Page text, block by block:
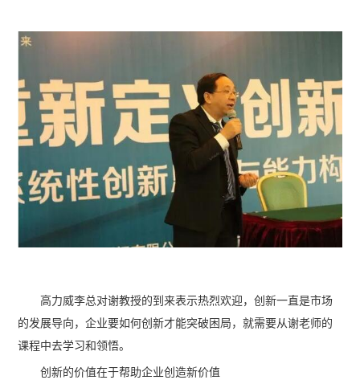
高力威李总对谢教授的到来表示热烈欢迎，创新一直是市场
的发展导向，企业要如何创新才能突破困局，就需要从谢老师的
课程中去学习和领悟。
创新的价值在于帮助企业创造新价值